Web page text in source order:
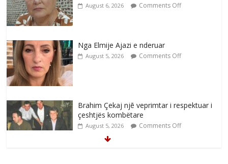
August 6, 2026 Comments Off
Nga Elmije Ajazi e nderuar
August 5, 2026 Comments Off
Brahim Çekaj njē veprimtar i respektuar i
çeshtjës kombëtare
August 5, 2026 Comments Off